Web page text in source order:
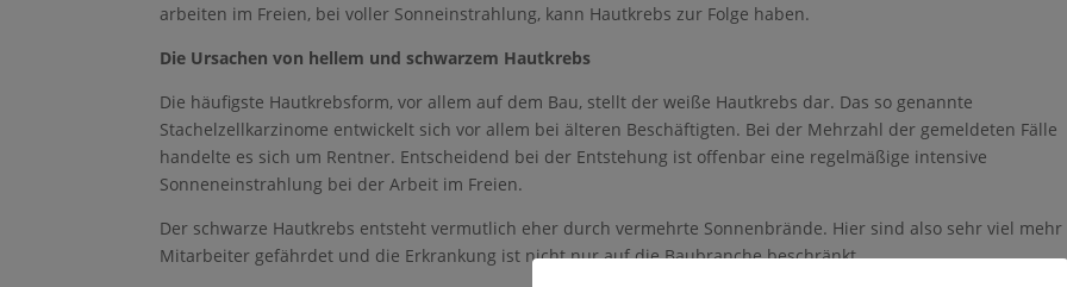
arbeiten im Freien, bei voller Sonneinstrahlung, kann Hautkrebs zur Folge haben.
Die Ursachen von hellem und schwarzem Hautkrebs
Die häufigste Hautkrebsform, vor allem auf dem Bau, stellt der weiße Hautkrebs dar. Das so genannte
Stachelzellkarzinome entwickelt sich vor allem bei älteren Beschäftigten. Bei der Mehrzahl der gemeldeten Fälle
handelte es sich um Rentner. Entscheidend bei der Entstehung ist offenbar eine regelmäßige intensive
Sonneneinstrahlung bei der Arbeit im Freien.
Der schwarze Hautkrebs entsteht vermutlich eher durch vermehrte Sonnenbrände. Hier sind also sehr viel mehr
Mitarbeiter gefährdet und die Erkrankung ist nicht nur auf die Baubranche beschränkt.